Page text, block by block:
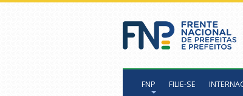
FNP FILIE-SE